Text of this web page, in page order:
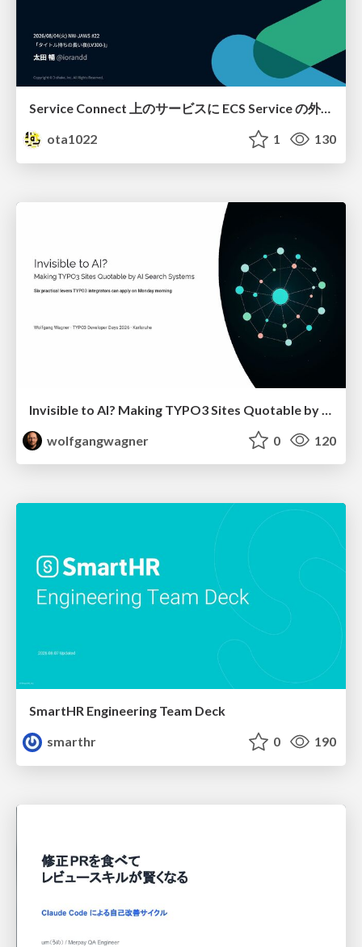
Service Connect 上のサービスに ECS Service の外側から到達できなかった話
ota1022
1 130
wolfgangwagner
0 120
SmartHR Engineering Team Deck
smarthr
0 190